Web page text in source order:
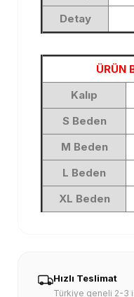
Detay
ÜRÜN
Kalıp
S Beden
M Beden
L Beden
XL Beden
Hızlı Teslimat
Türkiye geneli 2-3